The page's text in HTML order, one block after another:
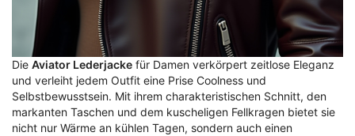
Die Aviator Lederjacke für Damen verkörpert zeitlose Eleganz
und verleiht jedem Outfit eine Prise Coolness und
Selbstbewusstsein. Mit ihrem charakteristischen Schnitt, den
markanten Taschen und dem kuscheligen Fellkragen bietet sie
nicht nur Wärme an kühlen Tagen, sondern auch einen